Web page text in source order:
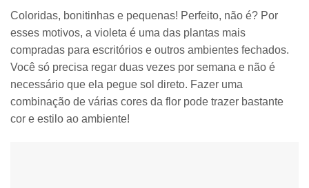
Coloridas, bonitinhas e pequenas! Perfeito, não é? Por
esses motivos, a violeta é uma das plantas mais
compradas para escritórios e outros ambientes fechados.
Você só precisa regar duas vezes por semana e não é
necessário que ela pegue sol direto. Fazer uma
combinação de várias cores da flor pode trazer bastante
cor e estilo ao ambiente!